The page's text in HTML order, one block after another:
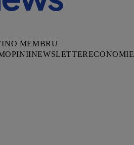
MEMBRU
OPINIINEWSLETTERECONOMIE